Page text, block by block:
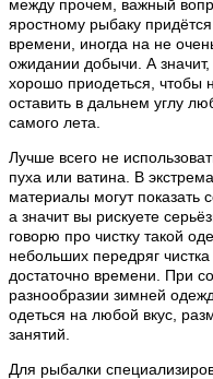
между прочем, важный
яростному рыбаку
времени, иногда на не
ожидании добычи. А
хорошо приодеться, чтобы
оставить в дальнем углу
самого лета.
Лучше всего не
пуха или ватина. В
материалы могут показать
а значит вы рискуете
говорю про чистку такой
небольших передряг
достаточно времени. При
разнообразии зимней
одеться на любой вкус,
занятий.
Для рыбалки